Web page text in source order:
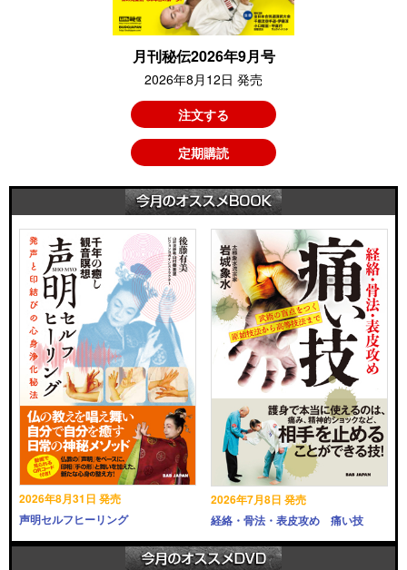
月刊秘伝2026年9月号
2026年8月12日 発売
注文する
定期購読
2026年8月31日 発売
声明セルフヒーリング
2026年7月8日 発売
経絡・骨法・表皮攻め 痛い技